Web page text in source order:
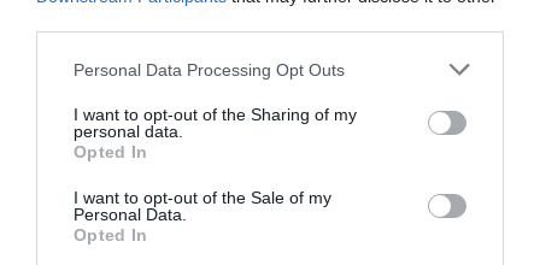
Personal Data Processing Opt Outs
I want to opt-out of the Sharing of my
personal data.
Opted In
I want to opt-out of the Sale of my
Personal Data.
Opted In
Origen i BonÀrea
comparteixen la quarta
plaça i els bons resultats
econòmics
Per la seva banda, BonÀrea segueix la mateixa